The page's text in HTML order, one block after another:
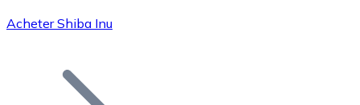
Bitcoin
Acheter Shiba Inu